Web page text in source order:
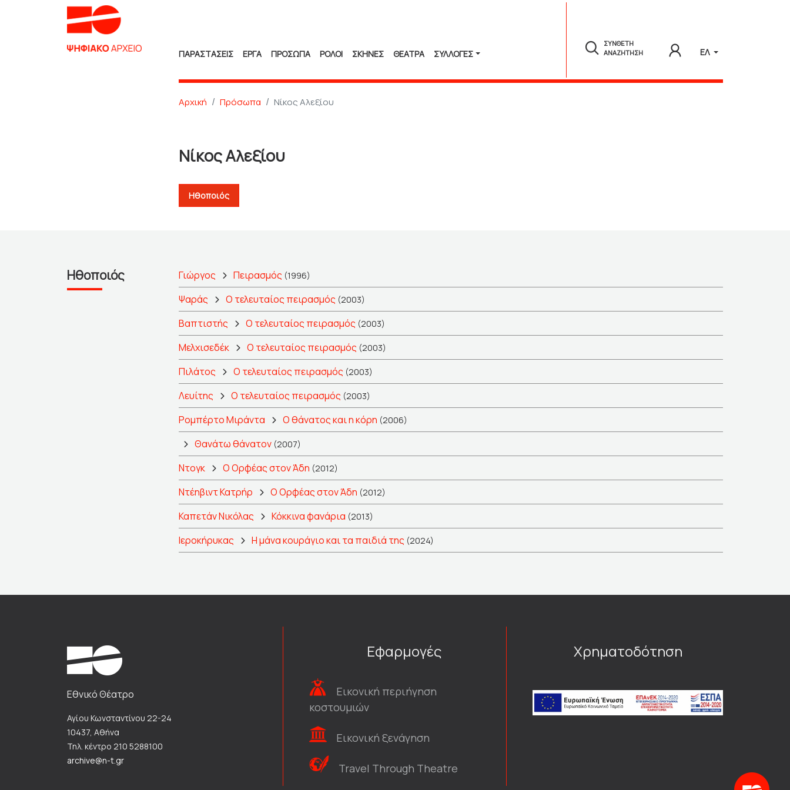
ΠΑΡΑΣΤΑΣΕΙΣ ΕΡΓΑ ΠΡΟΣΩΠΑ ΡΟΛΟΙ ΣΚΗΝΕΣ ΘΕΑΤΡΑ ΣΥΛΛΟΓΈΣ
ΣΥΝΘΕΤΗ
ΑΝΑΖΗΤΗΣΗ
ΕΛ
Αρχική Πρόσωπα Νίκος Αλεξίου
Νίκος Αλεξίου
Ηθοποιός
Ηθοποιός Γιώργος Πειρασμός (1996)
Ψαράς Ο τελευταίος πειρασμός (2003)
Βαπτιστής Ο τελευταίος πειρασμός (2003)
Μελχισεδέκ Ο τελευταίος πειρασμός (2003)
Πιλάτος Ο τελευταίος πειρασμός (2003)
Λευίτης Ο τελευταίος πειρασμός (2003)
Ρομπέρτο Μιράντα Ο θάνατος και η κόρη (2006)
Θανάτω θάνατον (2007)
Ντογκ Ο Ορφέας στον Άδη (2012)
Ντέηβιντ Κατρήρ Ο Ορφέας στον Άδη (2012)
Καπετάν Νικόλας Κόκκινα φανάρια (2013)
Ιεροκήρυκας Η μάνα κουράγιο και τα παιδιά της (2024)
Εθνικό Θέατρο
Αγίου Κωνσταντίνου 22-24
10437, Αθήνα
Τηλ. κέντρο 210 5288100
archive@n-t.gr
Εφαρμογές
Εικονική περιήγηση
κοστουμιών
Εικονική ξενάγηση
Travel Through Theatre
Χρηματοδότηση